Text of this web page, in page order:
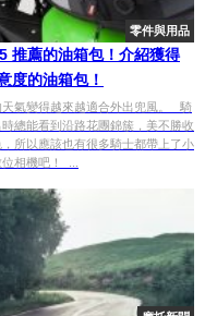
零件與用品
推薦的油箱包！介紹獲得
度的油箱包！
天氣變得越來越適合外出兜風。 騎
總能看到沿路花團錦簇，美不勝收
所以應該也有很多騎士都帶上了小
相機吧！ ...